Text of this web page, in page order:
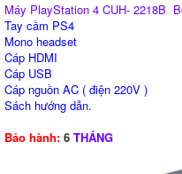
Máy PlayStation 4 CUH- 2218B
Tay cầm PS4
Mono headset
Cáp HDMI
Cáp USB
Cáp nguồn AC ( điện 220V )
Sách hướng dẫn.
Bảo hành: 6 THÁNG